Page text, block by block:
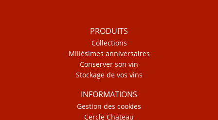
PRODUITS
Collections
Millésimes anniversaires
Conserver son vin
Stockage de vos vins
INFORMATIONS
Gestion des cookies
Cercle Chateau